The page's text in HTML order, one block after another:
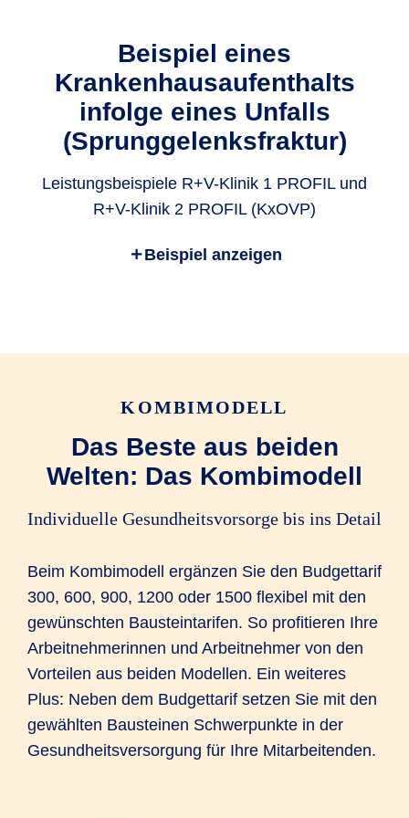
¹ Die GKV hat sich nicht an den Kosten beteiligt und andere
Kranken-Zusatz­versicherungen bestehen nicht. Einzelheiten
zu den Leistungen entnehmen Sie bitte den geltenden Ver­
sicherungs­bedingungen.
Beispiel eines
Krankenhausaufenthalts
infolge eines Unfalls
(Sprunggelenksfraktur)
Leistungsbeispiele R+V-Klinik 1 PROFIL und
R+V-Klinik 2 PROFIL (KxOVP)
Zwei­bett­zimmer
+ 1.484,00 EUR
Zuzahlung für
tägigen
Kranken­haus­­
+ 140,00 EUR
Eigenanteil = 2.041,00 EUR
R+V erstattet
aus Tarif...
Klinik 1
PROFIL
...einen Betrag
von
2.041,00 EUR
Beispiel anzeigen
KOMBIMODELL
Das Beste aus beiden
Welten: Das Kombimodell
Individuelle Gesundheitsvorsorge bis ins Detail
Beim Kombimodell ergänzen Sie den Budgettarif
300, 600, 900, 1200 oder 1500 flexibel mit den
gewünschten Bausteintarifen. So profitieren Ihre
Arbeitnehmerinnen und Arbeitnehmer von den
Vorteilen aus beiden Modellen. Ein weiteres
Plus: Neben dem Budgettarif setzen Sie mit den
gewählten Bausteinen Schwerpunkte in der
Gesundheitsversorgung für Ihre Mitarbeitenden.